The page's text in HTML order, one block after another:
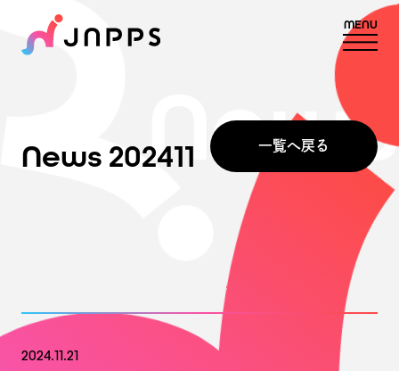
MENU
News
News 202411 一覧へ戻る
2024.11.21